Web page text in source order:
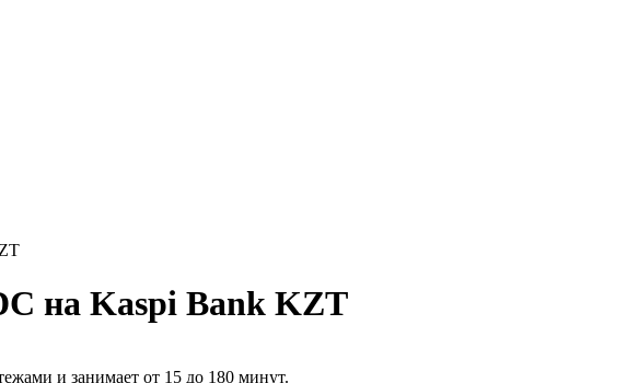
на Kaspi Bank KZT
и занимает от 15 до 180 минут.